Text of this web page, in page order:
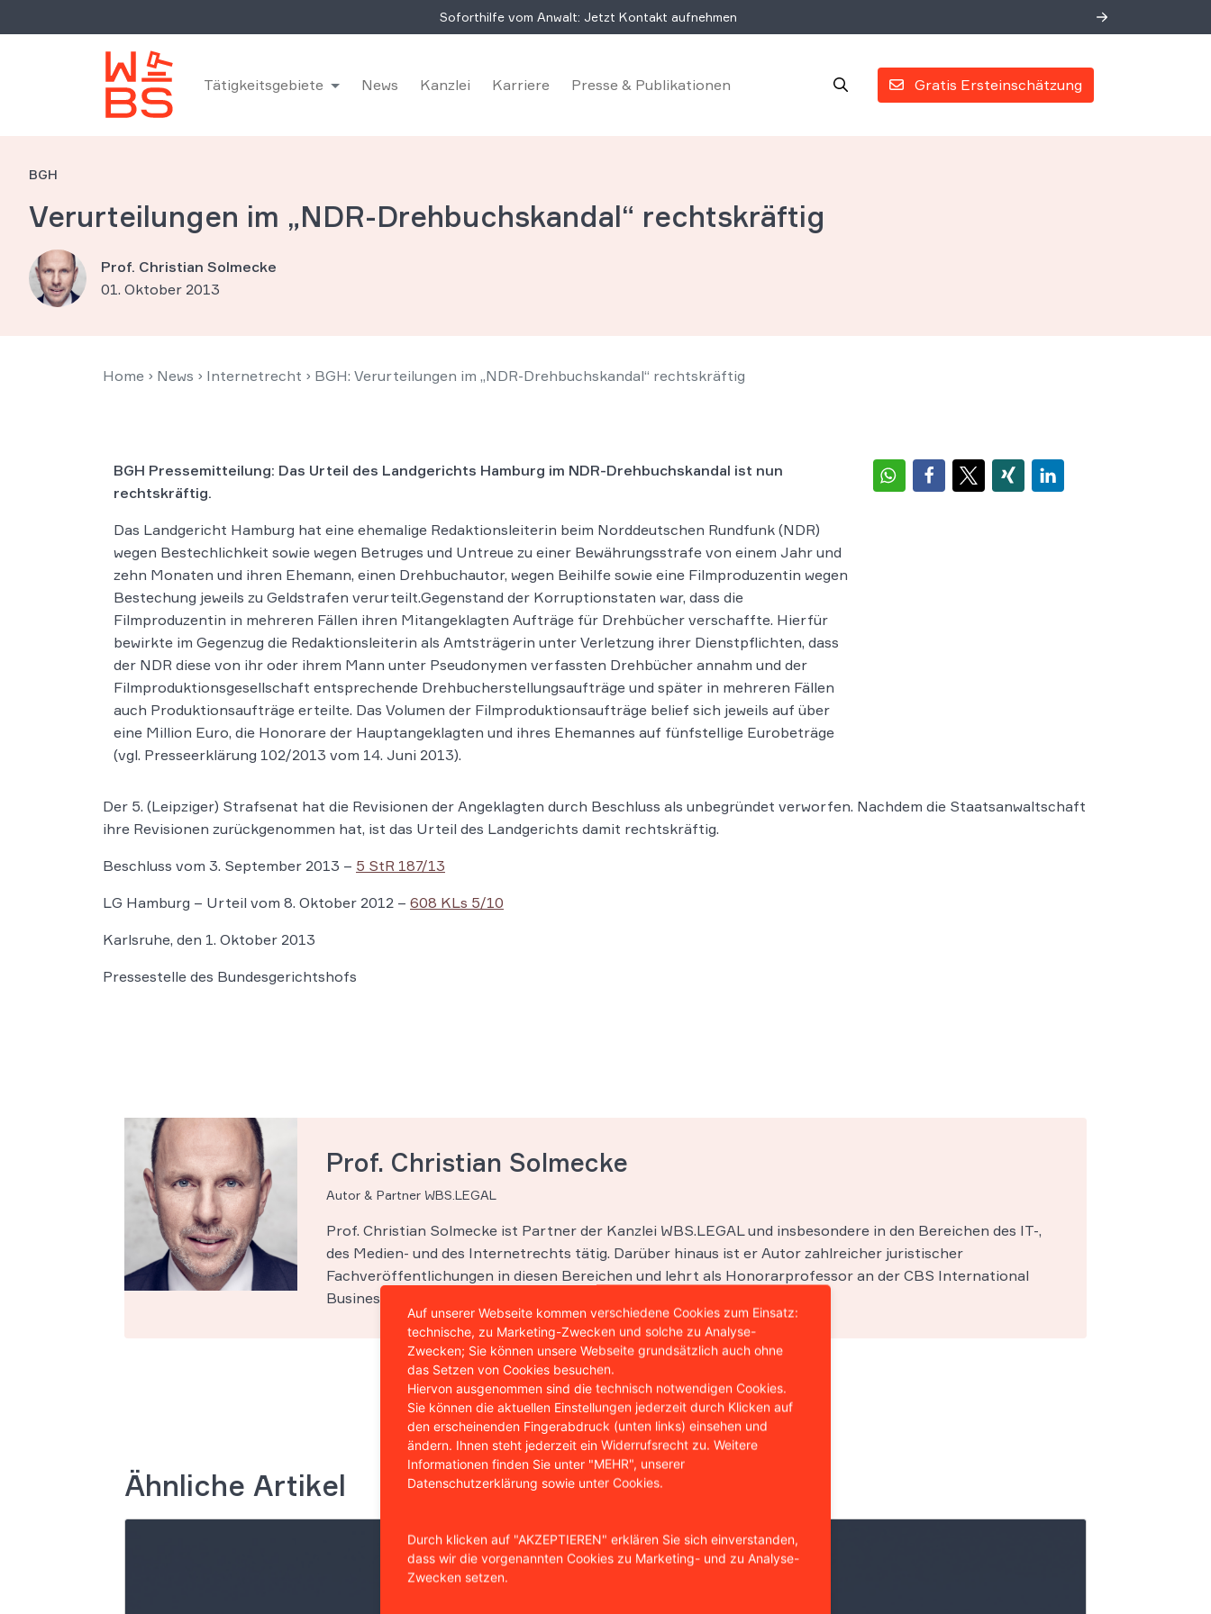
Soforthilfe vom Anwalt: Jetzt Kontakt aufnehmen
Gratis Ersteinschätzung
Tätigkeitsgebiete News Kanzlei Karriere Presse & Publikationen
BGH
Verurteilungen im „NDR-Drehbuchskandal“ rechtskräftig
Prof. Christian Solmecke
01. Oktober 2013
Home › News › Internetrecht › BGH: Verurteilungen im „NDR-Drehbuchskandal“ rechtskräftig
BGH Pressemitteilung: Das Urteil des Landgerichts Hamburg im NDR-Drehbuchskandal ist nun
rechtskräftig.
Das Landgericht Hamburg hat eine ehemalige Redaktionsleiterin beim Norddeutschen Rundfunk (NDR)
wegen Bestechlichkeit sowie wegen Betruges und Untreue zu einer Bewährungsstrafe von einem Jahr und
zehn Monaten und ihren Ehemann, einen Drehbuchautor, wegen Beihilfe sowie eine Filmproduzentin wegen
Bestechung jeweils zu Geldstrafen verurteilt.Gegenstand der Korruptionstaten war, dass die
Filmproduzentin in mehreren Fällen ihren Mitangeklagten Aufträge für Drehbücher verschaffte. Hierfür
bewirkte im Gegenzug die Redaktionsleiterin als Amtsträgerin unter Verletzung ihrer Dienstpflichten, dass
der NDR diese von ihr oder ihrem Mann unter Pseudonymen verfassten Drehbücher annahm und der
Filmproduktionsgesellschaft entsprechende Drehbucherstellungsaufträge und später in mehreren Fällen
auch Produktionsaufträge erteilte. Das Volumen der Filmproduktionsaufträge belief sich jeweils auf über
eine Million Euro, die Honorare der Hauptangeklagten und ihres Ehemannes auf fünfstellige Eurobeträge
(vgl. Presseerklärung 102/2013 vom 14. Juni 2013).
Der 5. (Leipziger) Strafsenat hat die Revisionen der Angeklagten durch Beschluss als unbegründet verworfen. Nachdem die Staatsanwaltschaft
ihre Revisionen zurückgenommen hat, ist das Urteil des Landgerichts damit rechtskräftig.
Beschluss vom 3. September 2013 – 5 StR 187/13
LG Hamburg – Urteil vom 8. Oktober 2012 – 608 KLs 5/10
Karlsruhe, den 1. Oktober 2013
Pressestelle des Bundesgerichtshofs
Prof. Christian Solmecke
Autor & Partner WBS.LEGAL
Prof. Christian Solmecke ist Partner der Kanzlei WBS.LEGAL und insbesondere in den Bereichen des IT-,
des Medien- und des Internetrechts tätig. Darüber hinaus ist er Autor zahlreicher juristischer
Fachveröffentlichungen in diesen Bereichen und lehrt als Honorarprofessor an der CBS International
Business School in Köln.
Ähnliche Artikel
Auf unserer Webseite kommen verschiedene Cookies zum Einsatz:
technische, zu Marketing-Zwecken und solche zu Analyse-
Zwecken; Sie können unsere Webseite grundsätzlich auch ohne
das Setzen von Cookies besuchen.
Hiervon ausgenommen sind die technisch notwendigen Cookies.
Sie können die aktuellen Einstellungen jederzeit durch Klicken auf
den erscheinenden Fingerabdruck (unten links) einsehen und
ändern. Ihnen steht jederzeit ein Widerrufsrecht zu. Weitere
Informationen finden Sie unter "MEHR", unserer
Datenschutzerklärung sowie unter Cookies.
Durch klicken auf "AKZEPTIEREN" erklären Sie sich einverstanden,
dass wir die vorgenannten Cookies zu Marketing- und zu Analyse-
Zwecken setzen.